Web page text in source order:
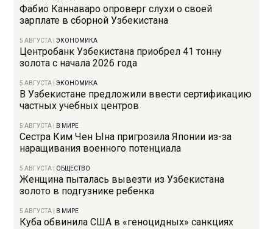
Фабио Каннаваро опроверг слухи о своей
зарплате в сборной Узбекистана
5 АВГУСТА |ЭКОНОМИКА
Центробанк Узбекистана приобрел 41 тонну
золота с начала 2026 года
5 АВГУСТА |ЭКОНОМИКА
В Узбекистане предложили ввести сертификацию
частных учебных центров
5 АВГУСТА В МИРЕ
Сестра Ким Чен Ына пригрозила Японии из-за
наращивания военного потенциала
5 АВГУСТА ОБЩЕСТВО
Женщина пыталась вывезти из Узбекистана
золото в подгузнике ребенка
5 АВГУСТА В МИРЕ
Куба обвинила США в «геноцидных» санкциях